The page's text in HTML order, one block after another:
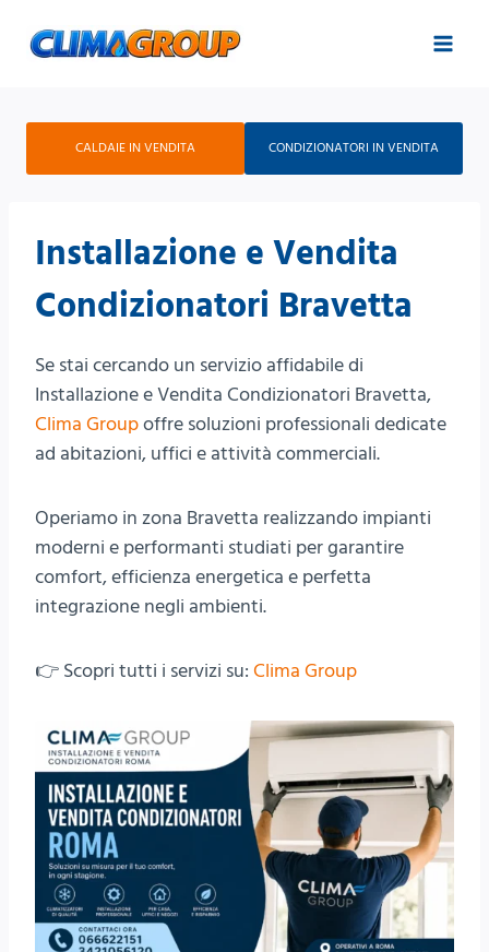
CALDAIE IN VENDITA CONDIZIONATORI IN VENDITA
Installazione e Vendita
Condizionatori Bravetta
Se stai cercando un servizio affidabile di
Installazione e Vendita Condizionatori Bravetta,
Clima Groupoffre soluzioni professionali dedicate
ad abitazioni, uffici e attività commerciali.
Operiamo in zona Bravetta realizzando impianti
moderni e performanti studiati per garantire
comfort, efficienza energetica e perfetta
integrazione negli ambienti.
👉 Scopri tutti i servizi su: Clima Group